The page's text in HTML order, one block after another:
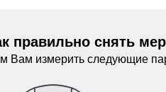
правильно снять
Вам измерить следующие